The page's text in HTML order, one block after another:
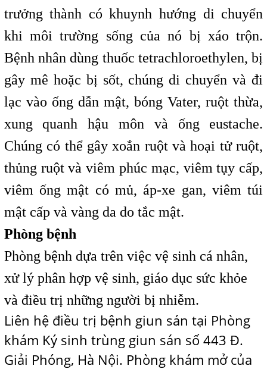
trưởng thành có khuynh hướng di chuyển
khi môi trường sống của nó bị xáo trộn.
Bệnh nhân dùng thuốc tetrachloroethylen, bị
gây mê hoặc bị sốt, chúng di chuyển và đi
lạc vào ống dẫn mật, bóng Vater, ruột thừa,
xung quanh hậu môn và ống eustache.
Chúng có thể gây xoắn ruột và hoại tử ruột,
thủng ruột và viêm phúc mạc, viêm tụy cấp,
viêm ống mật có mủ, áp-xe gan, viêm túi
mật cấp và vàng da do tắc mật.
Phòng bệnh
Phòng bệnh dựa trên việc vệ sinh cá nhân,
xử lý phân hợp vệ sinh, giáo dục sức khỏe
và điều trị những người bị nhiễm.
Liên hệ điều trị bệnh giun sán tại Phòng
khám Ký sinh trùng giun sán số 443 Đ.
Giải Phóng, Hà Nội. Phòng khám mở của